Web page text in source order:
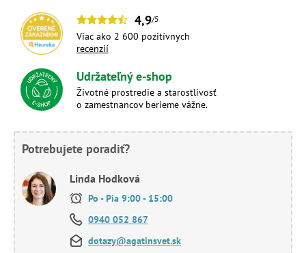
4,9/5
Viac ako 2 600 pozitívnych
recenzií
Udržateľný e-shop
Životné prostredie a starostlivosť
o zamestnancov berieme vážne.
Potrebujete poradiť?
Linda Hodková
Po - Pia 9:00 - 15:00
0940 052 867
dotazy@agatinsvet.sk